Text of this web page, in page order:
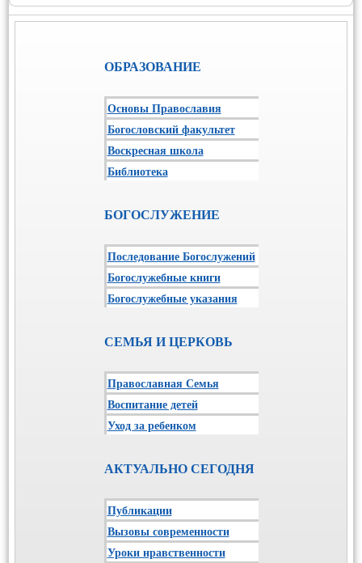
ОБРАЗОВАНИЕ
Основы Православия
Богословский факультет
Воскресная школа
Библиотека
БОГОСЛУЖЕНИЕ
Последование Богослужений
Богослужебные книги
Богослужебные указания
СЕМЬЯ И ЦЕРКОВЬ
Православная Семья
Воспитание детей
Уход за ребенком
АКТУАЛЬНО СЕГОДНЯ
Публикации
Вызовы современности
Уроки нравственности